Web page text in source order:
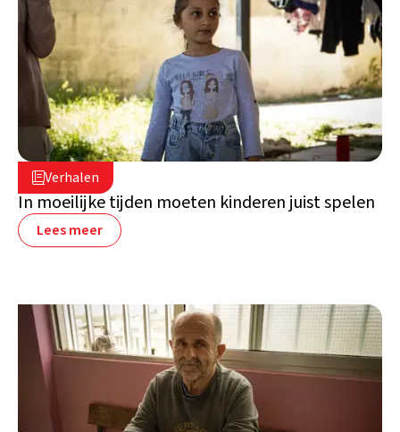
Verhalen
16 juli 2026
Libanon
In moeilijke tijden moeten kinderen juist spelen
Lees meer